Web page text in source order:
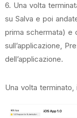
6. Una volta
su Salva e poi
prima schermata) e
sull’applicazione,
dell’applicazione.
Una volta